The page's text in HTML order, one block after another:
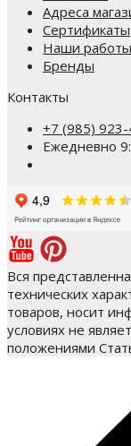
Адреса
Сертификаты
Наши работы
Бренды
Контакты
+7 (985)
Ежедневно
Вся
технических
товаров, носит
условиях не
положениями